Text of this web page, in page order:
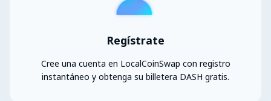
Regístrate
Cree una cuenta en LocalCoinSwap con registro
instantáneo y obtenga su billetera DASH gratis.